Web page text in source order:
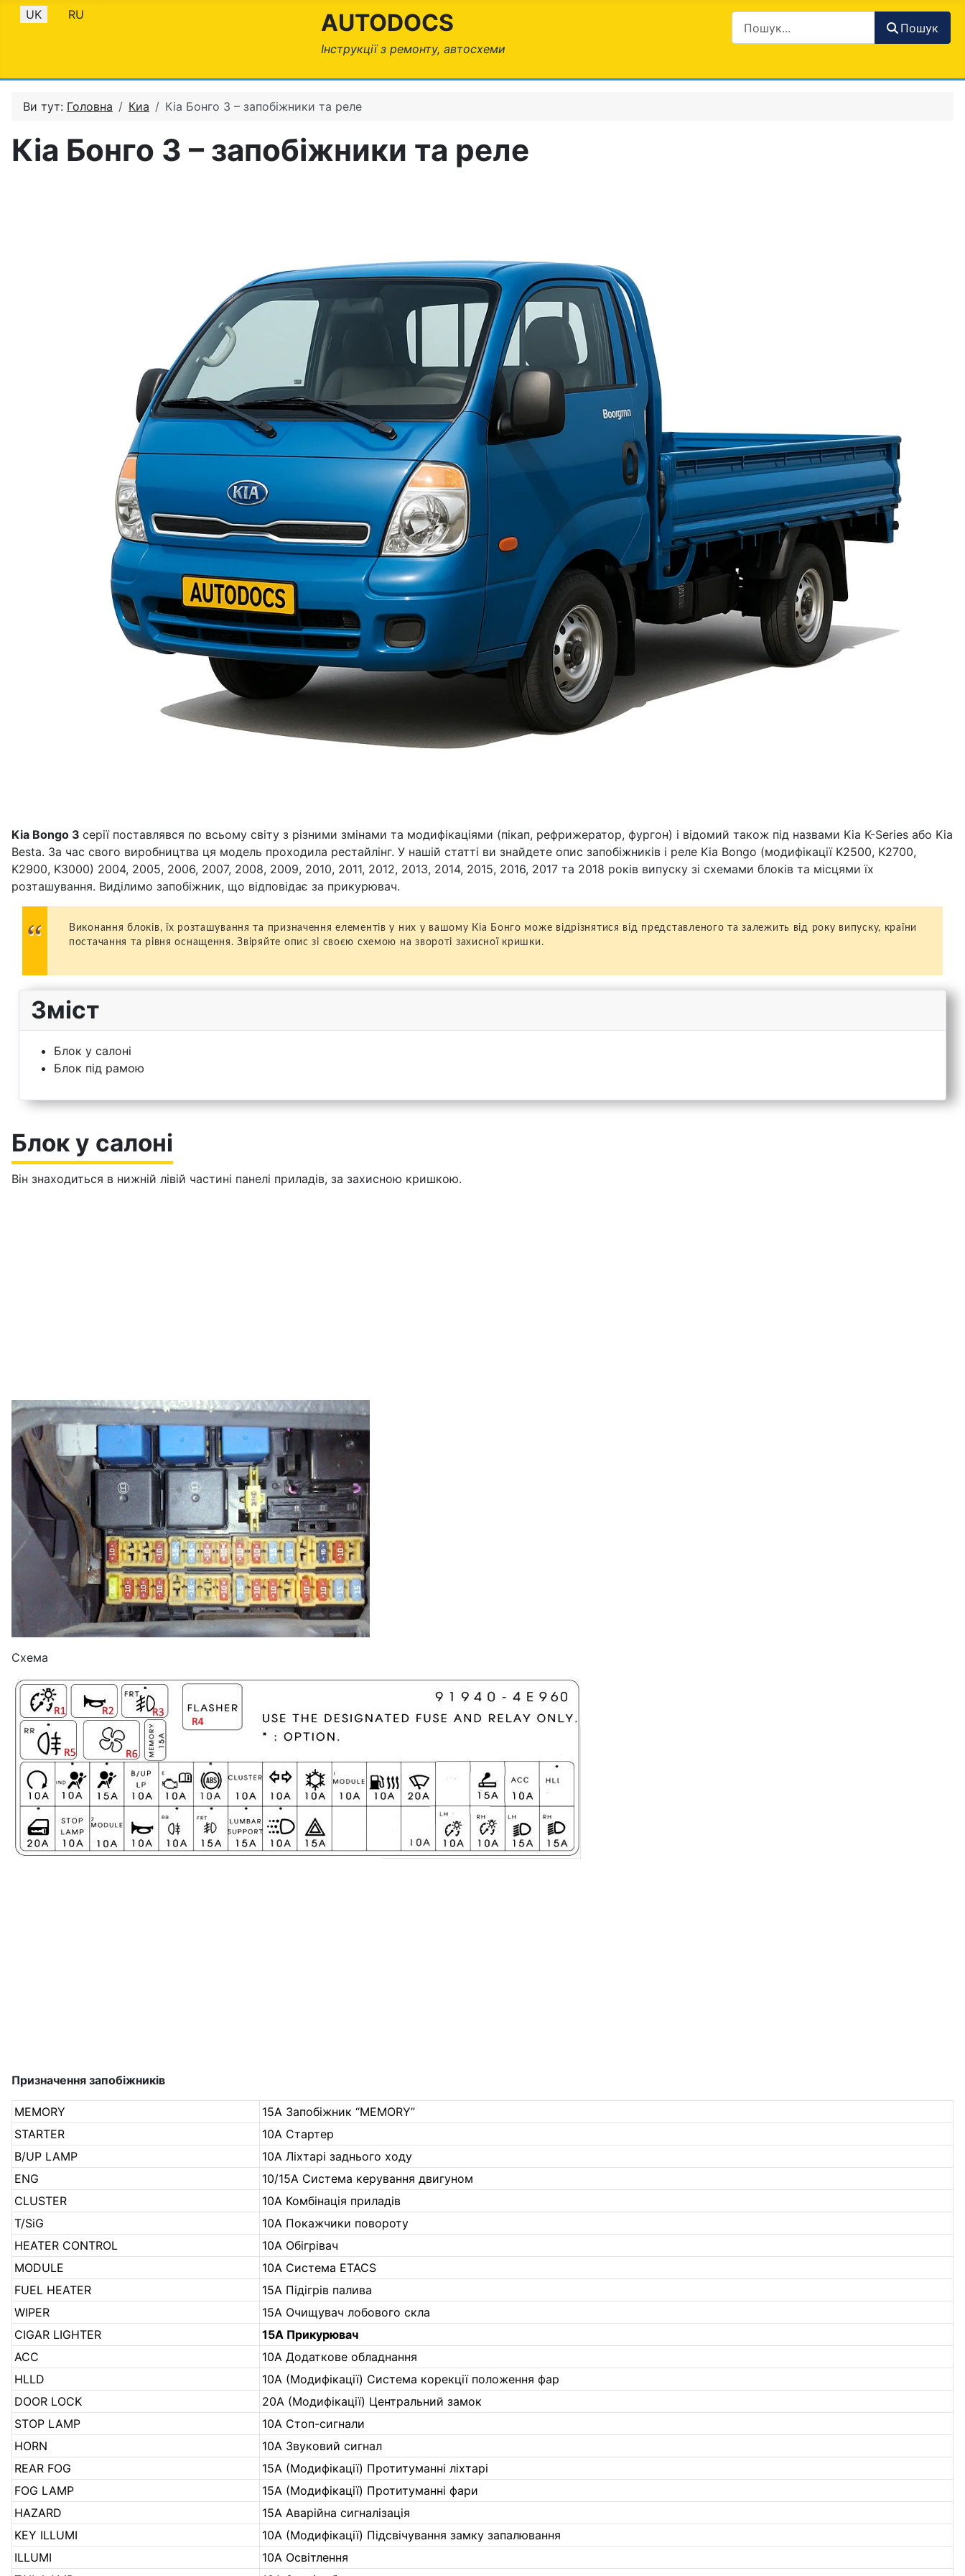
Оберіть свою мову
UK RU AUTODOCS
Інструкції з ремонту, автосхеми
Пошук
Ви тут: Головна Киа Кіа Бонго 3 – запобіжники та реле
Кіа Бонго 3 – запобіжники та реле
Kia Bongo 3 серії поставлявся по всьому світу з різними змінами та модифікаціями (пікап, рефрижератор, фургон) і відомий також під назвами Kia K-Series або Kia
Besta. За час свого виробництва ця модель проходила рестайлінг. У нашій статті ви знайдете опис запобіжників і реле Kia Bongo (модифікації K2500, K2700,
K2900, K3000) 2004, 2005, 2006, 2007, 2008, 2009, 2010, 2011, 2012, 2013, 2014, 2015, 2016, 2017 та 2018 років випуску зі схемами блоків та місцями їх
розташування. Виділимо запобіжник, що відповідає за прикурювач.
Виконання блоків, їх розташування та призначення елементів у них у вашому Кіа Бонго може відрізнятися від представленого та залежить від року випуску, країни
постачання та рівня оснащення. Звіряйте опис зі своєю схемою на звороті захисної кришки.
Зміст
Блок у салоні
Блок під рамою
Блок у салоні
Він знаходиться в нижній лівій частині панелі приладів, за захисною кришкою.
Схема
Призначення запобіжників
MEMORY
15А Запобіжник “MEMORY”
STARTER
10А Стартер
B/UP LAMP
10А Ліхтарі заднього ходу
ENG
10/15А Система керування двигуном
CLUSTER
10А Комбінація приладів
T/SiG
10А Покажчики повороту
HEATER CONTROL
10А Обігрівач
MODULE
10А Система ETACS
FUEL HEATER
15А Підігрів палива
WIPER
15А Очищувач лобового скла
CIGAR LIGHTER
15А Прикурювач
ACC
10А Додаткове обладнання
HLLD
10А (Модифікації) Система корекції положення фар
DOOR LOCK
20А (Модифікації) Центральний замок
STOP LAMP
10А Стоп-сигнали
HORN
10А Звуковий сигнал
REAR FOG
15А (Модифікації) Протитуманні ліхтарі
FOG LAMP
15А (Модифікації) Протитуманні фари
HAZARD
15А Аварійна сигналізація
KEY ILLUMI
10А (Модифікації) Підсвічування замку запалювання
ILLUMI
10А Освітлення